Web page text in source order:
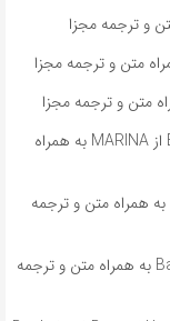
آهنگ انگلیسی EVERYBODY KNOWS I’M SAD از MARINA به همراه
آهنگ انگلیسی DIGITAL FANTASY از MARINA به همراه متن و ترجمه
آهنگ انگلیسی Weird World از Backstreet Boys به همراه متن و ترجمه